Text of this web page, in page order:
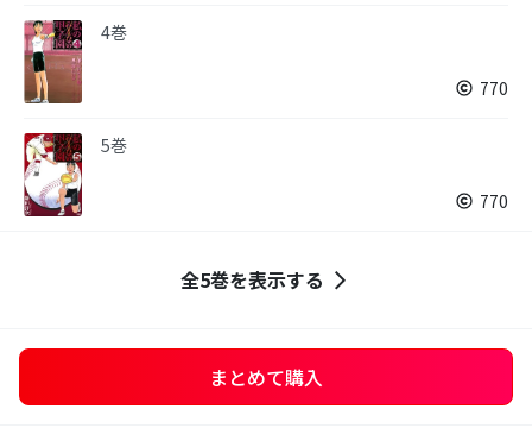
4巻
770
5巻
770
全5巻を表示する
まとめて購入